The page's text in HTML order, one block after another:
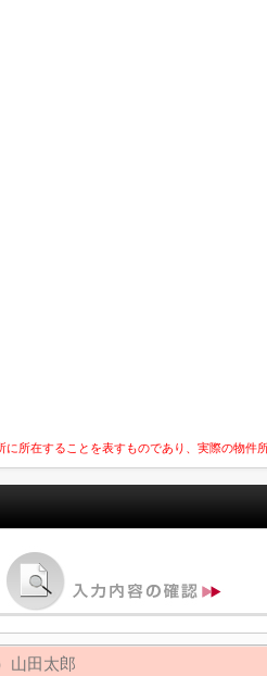
所在することを表すものであり、実際の物件